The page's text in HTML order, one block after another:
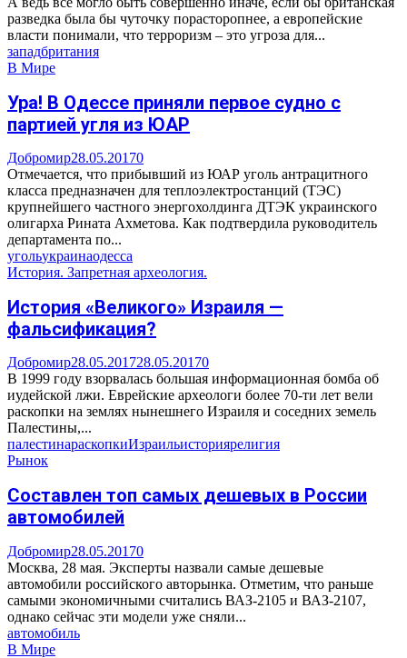
разведка была бы чуточку порасторопнее, а европейские
власти понимали, что терроризм – это угроза для...
западбритания
В Мире
Ура! В Одессе приняли первое судно с
партией угля из ЮАР
Добромир28.05.20170
Отмечается, что прибывший из ЮАР уголь антрацитного
класса предназначен для теплоэлектростанций (ТЭС)
крупнейшего частного энергохолдинга ДТЭК украинского
олигарха Рината Ахметова. Как подтвердила руководитель
департамента по...
угольукраинаодесса
История. Запретная археология.
История «Великого» Израиля —
фальсификация?
Добромир28.05.201728.05.20170
В 1999 году взорвалась большая информационная бомба об
иудейской лжи. Еврейские археологи более 70-ти лет вели
раскопки на землях нынешнего Израиля и соседних земель
Палестины,...
палестинараскопкиИзраильисториярелигия
Рынок
Составлен топ самых дешевых в России
автомобилей
Добромир28.05.20170
Москва, 28 мая. Эксперты назвали самые дешевые
автомобили российского авторынка. Отметим, что раньше
самыми экономичными считались ВАЗ-2105 и ВАЗ-2107,
однако сейчас эти модели уже сняли...
автомобиль
В Мире